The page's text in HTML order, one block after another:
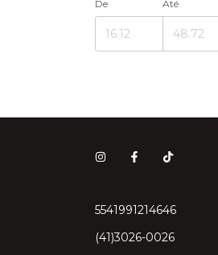
De Até
5541991214646
(41)3026-0026